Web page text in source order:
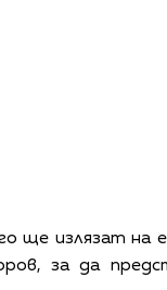
ще излязат на
за да